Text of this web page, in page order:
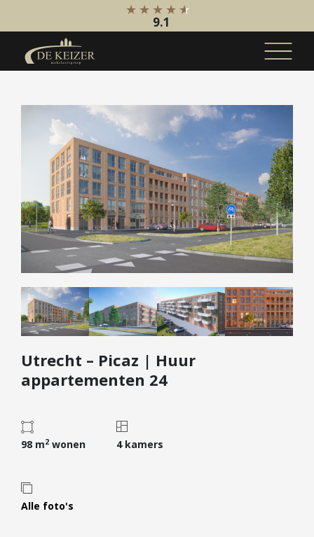
Koopaanbod
Bestaande bouw
Internationaal
Nieuwbouw
Bedrijfsaanbod
Huuraanbod
Bestaande bouw
Internationaal
Nieuwbouw
Bedrijfsaanbod
Diensten
Kopen
Verkopen
Verhuren
Taxeren
Nieuwbouw
9.1
Utrecht – Picaz | Huur
appartementen 24
98 m2 wonen 4 kamers
Alle foto's